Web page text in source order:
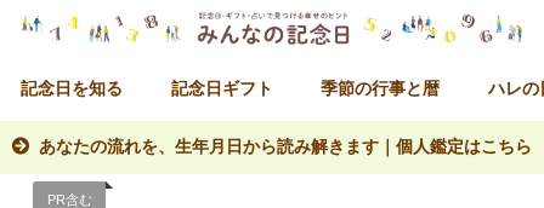
記念日を知る 記念日ギフト 季節の行事と暦 ハレの
あなたの流れを、生年月日から読み解きます｜個人鑑定はこちら
PR含む